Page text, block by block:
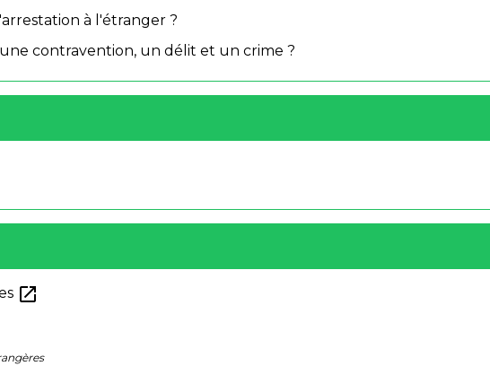
à l'étranger ?
contravention, un délit et un crime ?
open_in_new